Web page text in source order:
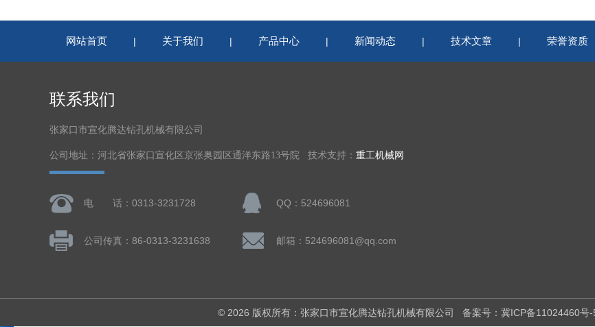
网站首页 | 关于我们 | 产品中心 | 新闻动态 | 技术文章 | 荣誉资质
联系我们
张家口市宣化腾达钻孔机械有限公司
公司地址：河北省张家口宣化区京张奥园区通洋东路13号院 技术支持： 重工机械网
电 话：0313-3231728 QQ：524696081
公司传真：86-0313-3231638 邮箱：524696081@qq.com
© 2026 版权所有：张家口市宣化腾达钻孔机械有限公司 备案号：冀ICP备11024460号-